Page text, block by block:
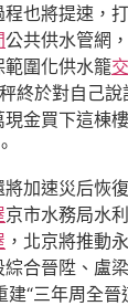
也將提速，
公共供水管網
圍化供水籠
終於對自己說
現金買下這棟
加速災后恢
京市水務局水
，北京將推動永
合晉陞、盧
建“三年周全